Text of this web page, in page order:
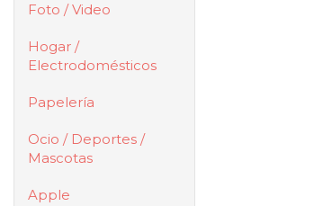
Foto / Video
Hogar /
Electrodomésticos
Papelería
Ocio / Deportes /
Mascotas
Apple